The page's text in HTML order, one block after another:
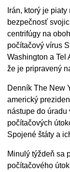
Irán, ktorý je
bezpečnosť
centrifúgy na
počítačový vírus
Washington a Tel
že je pripravený
Denník The New
americký
nástupe do
počítačových
Spojené štáty a
Minulý týždeň sa
počítačového